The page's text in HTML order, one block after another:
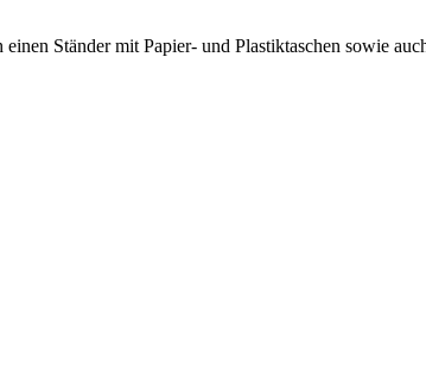
Ständer mit Papier- und Plastiktaschen sowie